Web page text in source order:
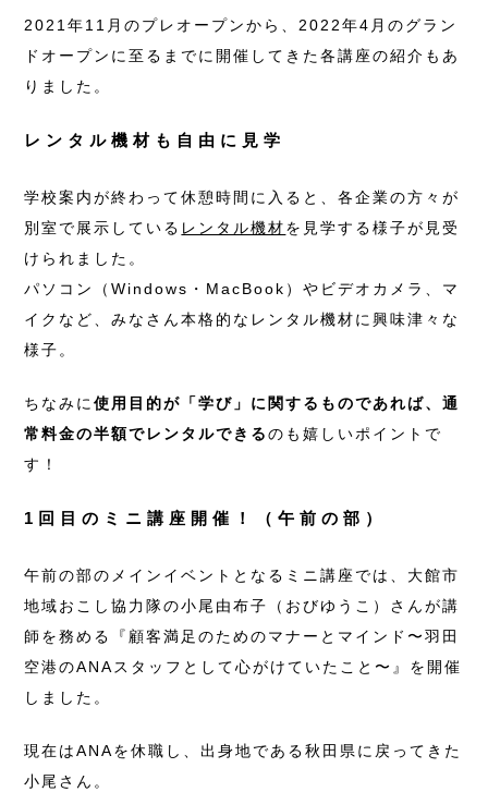
2021年11月のプレオープンから、2022年4月のグラン
ドオープンに至るまでに開催してきた各講座の紹介もあ
りました。
レンタル機材も自由に見学
学校案内が終わって休憩時間に入ると、各企業の方々が
別室で展示している レンタル機材を見学する様子が見受
けられました。
パソコン（Windows・MacBook）やビデオカメラ、マ
イクなど、みなさん本格的なレンタル機材に興味津々な
様子。
ちなみに使用目的が「学び」に関するものであれば、通
常料金の半額でレンタルできるのも嬉しいポイントで
す！
1回目のミニ講座開催！（午前の部）
午前の部のメインイベントとなるミニ講座では、大館市
地域おこし協力隊の小尾由布子（おびゆうこ）さんが講
師を務める『顧客満足のためのマナーとマインド〜羽田
空港のANAスタッフとして心がけていたこと〜』を開催
しました。
現在はANAを休職し、出身地である秋田県に戻ってきた
小尾さん。